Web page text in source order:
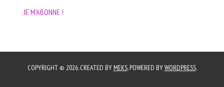
COPYRIGHT © 2026. CREATED BY MEKS. POWERED BYWORDPRESS.